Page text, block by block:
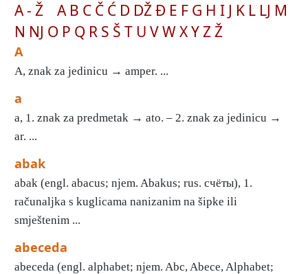
A - Ž A B C Č Ć D DŽĐ E F G H I J K L LJ M
N NJ O P Q R S Š T U VWXYZŽ
A
A, znak za jedinicu → amper. ...
a
a, 1. znak za predmetak → ato. – 2. znak za jedinicu →
ar. ...
abak
abak (engl. abacus; njem. Abakus; rus. счёты), 1.
računaljka s kuglicama nanizanim na šipke ili
smještenim ...
abeceda
abeceda (engl. alphabet; njem. Abc, Abece, Alphabet;